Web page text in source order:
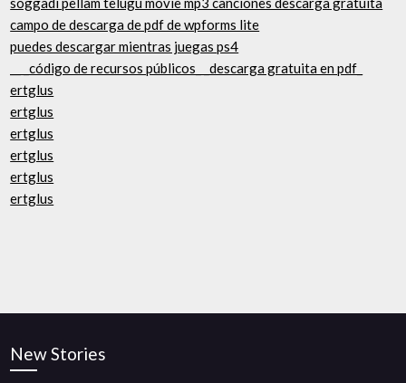
campo de descarga de pdf de wpforms lite
puedes descargar mientras juegas ps4
__ _código de recursos públicos_ _descarga gratuita en pdf_
ertglus
ertglus
ertglus
ertglus
ertglus
ertglus
New Stories